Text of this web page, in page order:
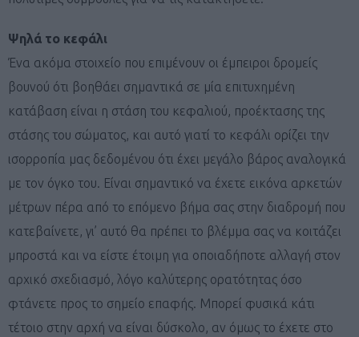
Ψηλά το κεφάλι
Ένα ακόμα στοιχείο που επιμένουν οι έμπειροι δρομείς
βουνού ότι βοηθάει σημαντικά σε μία επιτυχημένη
κατάβαση είναι η στάση του κεφαλιού, προέκτασης της
στάσης του σώματος, και αυτό γιατί το κεφάλι ορίζει την
ισορροπία μας δεδομένου ότι έχει μεγάλο βάρος αναλογικά
με τον όγκο του. Είναι σημαντικό να έχετε εικόνα αρκετών
μέτρων πέρα από το επόμενο βήμα σας στην διαδρομή που
κατεβαίνετε, γι’ αυτό θα πρέπει το βλέμμα σας να κοιτάζει
μπροστά και να είστε έτοιμη για οποιαδήποτε αλλαγή στον
αρχικό σχεδιασμό, λόγο καλύτερης ορατότητας όσο
φτάνετε προς το σημείο επαφής. Μπορεί φυσικά κάτι
τέτοιο στην αρχή να είναι δύσκολο, αν όμως το έχετε στο